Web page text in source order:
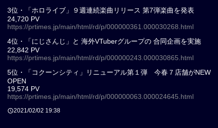
3位・「ホロライブ」９週連続楽曲リリース 第7弾楽曲を発表
24,720 PV
https://prtimes.jp/main/html/rd/p/000000361.000030268.html
4位・「にじさんじ」と 海外VTuberグループの 合同企画を実施
22,842 PV
https://prtimes.jp/main/html/rd/p/000000243.000030865.html
5位・「コクーンシティ」リニューアル第１弾 今春７店舗がNEW
OPEN
19,574 PV
https://prtimes.jp/main/html/rd/p/000000063.000024645.html
2021/02/02 19:38